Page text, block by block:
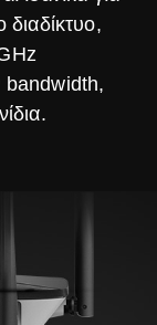
bandwidth,